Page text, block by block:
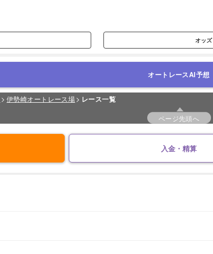
オッズ
オートレースAI予想
伊勢崎オートレース場
レース一覧
ページ先頭へ
入金・精算